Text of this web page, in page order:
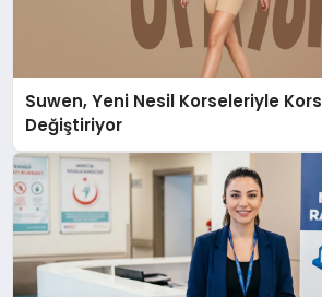
Suwen, Yeni Nesil Korseleriyle
Değiştiriyor